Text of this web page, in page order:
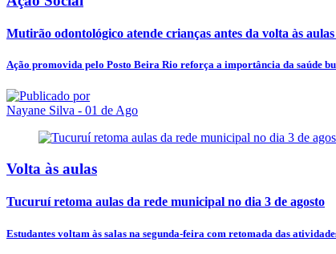
Mutirão odontológico atende crianças antes da volta às
Ação promovida pelo Posto Beira Rio reforça a importância da saúde
Nayane Silva - 01 de Ago
Volta às aulas
Tucuruí retoma aulas da rede municipal no dia 3 de agosto
Estudantes voltam às salas na segunda-feira com retomada das